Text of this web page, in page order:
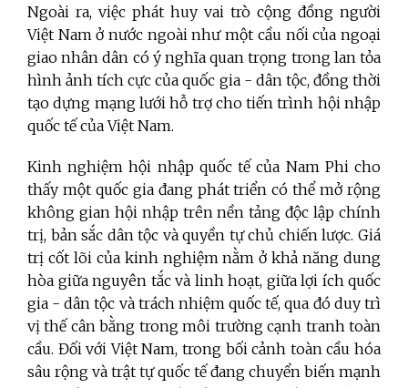
Ngoài ra, việc phát huy vai trò cộng đồng người
Việt Nam ở nước ngoài như một cầu nối của ngoại
giao nhân dân có ý nghĩa quan trọng trong lan tỏa
hình ảnh tích cực của quốc gia - dân tộc, đồng thời
tạo dựng mạng lưới hỗ trợ cho tiến trình hội nhập
quốc tế của Việt Nam.
Kinh nghiệm hội nhập quốc tế của Nam Phi cho
thấy một quốc gia đang phát triển có thể mở rộng
không gian hội nhập trên nền tảng độc lập chính
trị, bản sắc dân tộc và quyền tự chủ chiến lược. Giá
trị cốt lõi của kinh nghiệm nằm ở khả năng dung
hòa giữa nguyên tắc và linh hoạt, giữa lợi ích quốc
gia - dân tộc và trách nhiệm quốc tế, qua đó duy trì
vị thế cân bằng trong môi trường cạnh tranh toàn
cầu. Đối với Việt Nam, trong bối cảnh toàn cầu hóa
sâu rộng và trật tự quốc tế đang chuyển biến mạnh